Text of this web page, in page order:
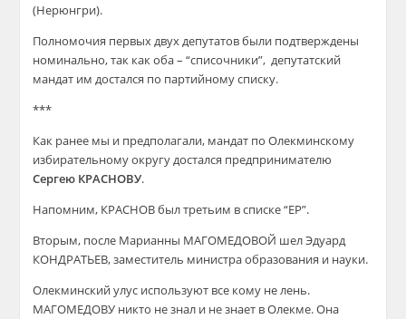
(Нерюнгри).
Полномочия первых двух депутатов были подтверждены
номинально, так как оба – “списочники”, депутатский
мандат им достался по партийному списку.
***
Как ранее мы и предполагали, мандат по Олекминскому
избирательному округу достался предпринимателю
Сергею КРАСНОВУ.
Напомним, КРАСНОВ был третьим в списке “ЕР”.
Вторым, после Марианны МАГОМЕДОВОЙ шел Эдуард
КОНДРАТЬЕВ, заместитель министра образования и науки.
Олекминский улус используют все кому не лень.
МАГОМЕДОВУ никто не знал и не знает в Олекме. Она